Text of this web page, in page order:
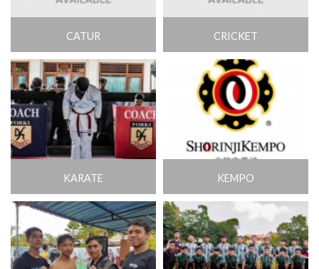
CATUR CRICKET
KARATE KEMPO